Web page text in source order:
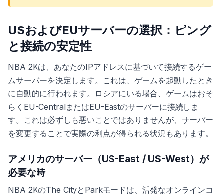
USおよびEUサーバーの選択：ピング
と接続の安定性
NBA 2Kは、あなたのIPアドレスに基づいて接続するゲー
ムサーバーを決定します。これは、ゲームを起動したとき
に自動的に行われます。ロシアにいる場合、ゲームはおそ
らくEU-CentralまたはEU-Eastのサーバーに接続しま
す。これは必ずしも悪いことではありませんが、サーバー
を変更することで実際の利点が得られる状況もあります。
アメリカのサーバー（US-East / US-West）が
必要な時
NBA 2KのThe CityとParkモードは、活発なオンラインコ